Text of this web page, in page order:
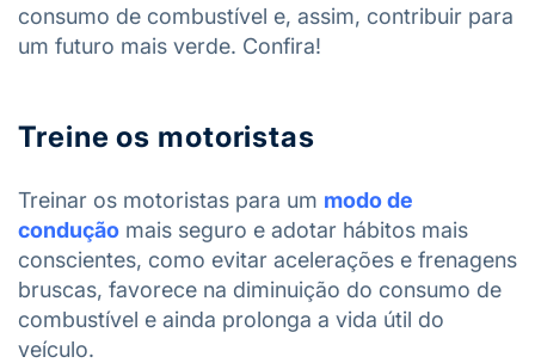
consumo de combustível e, assim, contribuir para
um futuro mais verde. Confira!
Treine os motoristas
Treinar os motoristas para um modo de
condução mais seguro e adotar hábitos mais
conscientes, como evitar acelerações e frenagens
bruscas, favorece na diminuição do consumo de
combustível e ainda prolonga a vida útil do
veículo.